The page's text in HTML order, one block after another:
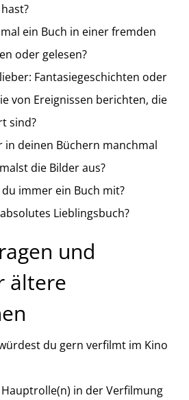
ein Buch in einer fremden
oder gelesen?
Fantasiegeschichten oder
von Ereignissen berichten, die
sind?
in deinen Büchern manchmal
die Bilder aus?
immer ein Buch mit?
Lieblingsbuch?
und
ältere
du gern verfilmt im Kino
in der Verfilmung